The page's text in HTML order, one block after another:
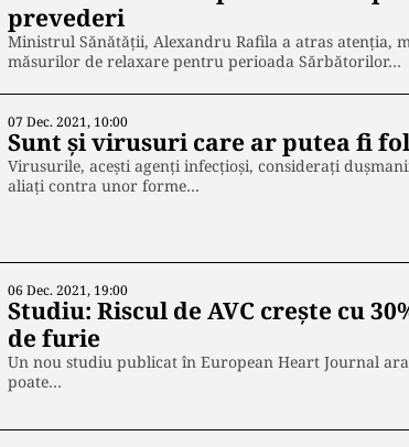
prevederi
Ministrul Sănătăţii, Alexandru Rafila a atras atenţia,
măsurilor de relaxare pentru perioada Sărbătorilor…
07 Dec. 2021, 10:00
Sunt și virusuri care ar putea fi
Virusurile, acești agenți infecțioși, considerați
aliați contra unor forme…
06 Dec. 2021, 19:00
Studiu: Riscul de AVC crește cu
de furie
Un nou studiu publicat în European Heart Journal
poate…